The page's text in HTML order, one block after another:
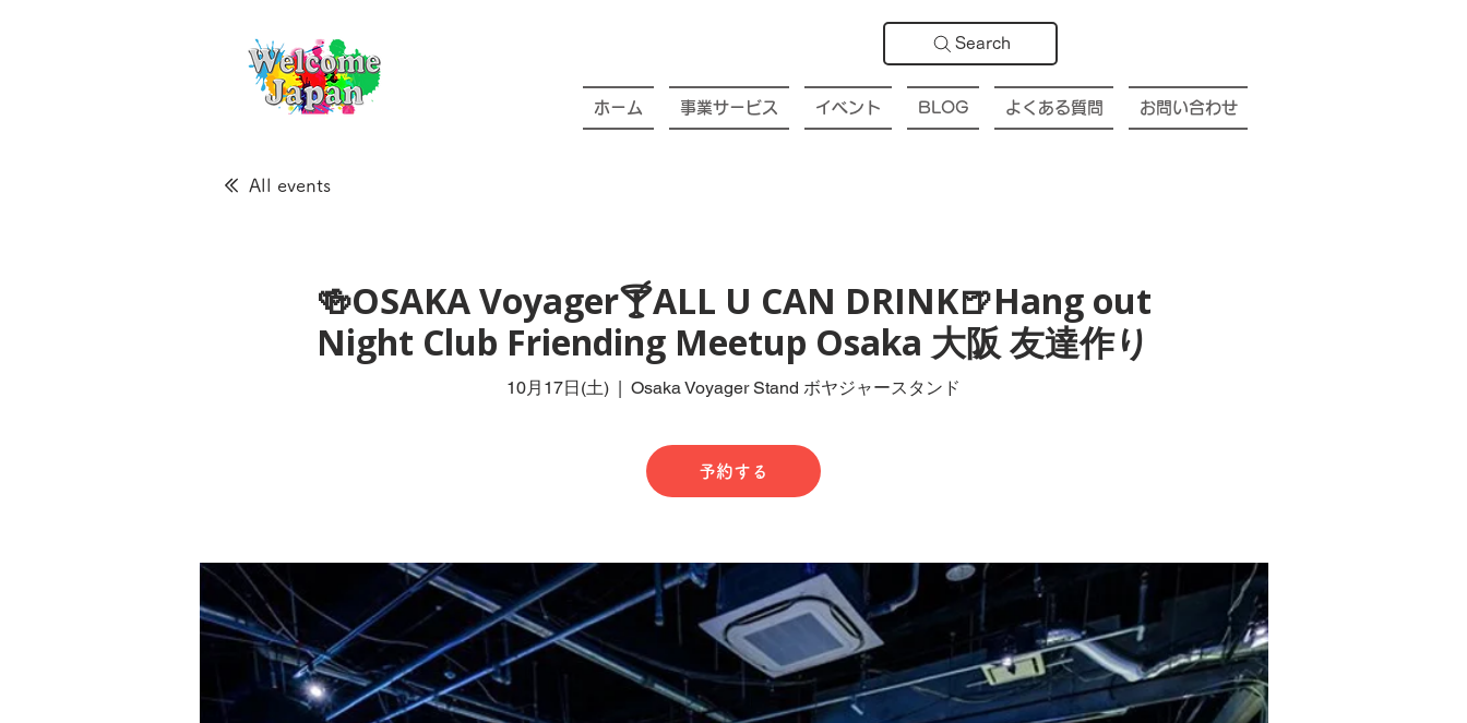
Search
ホーム 事業サービス イベント BLOG よくある質問 お問い合わせ
All events
🍻OSAKA Voyager🍸ALL U CAN DRINK🍺Hang out
Night Club Friending Meetup Osaka 大阪 友達作り
10月17日(土)
  |
Osaka Voyager Stand ボヤジャースタンド
予約する